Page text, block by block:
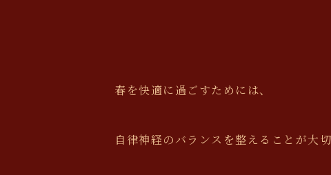
春を快適に過ごすためには、
自律神経のバランスを整えることが大